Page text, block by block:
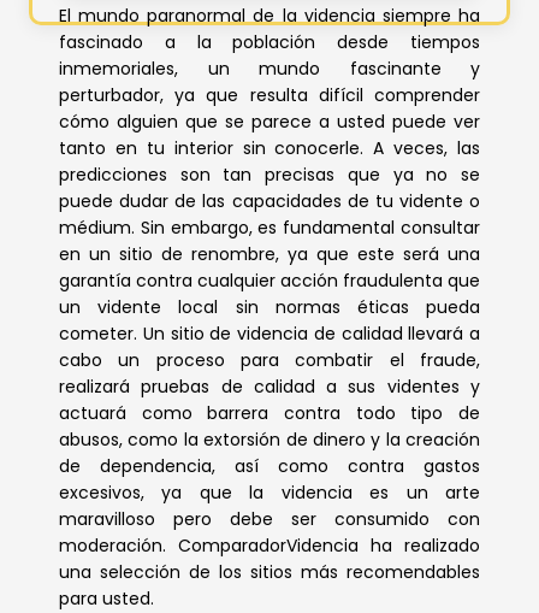
El mundo paranormal de la videncia siempre ha
fascinado a la población desde tiempos
inmemoriales, un mundo fascinante y
perturbador, ya que resulta difícil comprender
cómo alguien que se parece a usted puede ver
tanto en tu interior sin conocerle. A veces, las
predicciones son tan precisas que ya no se
puede dudar de las capacidades de tu vidente o
médium. Sin embargo, es fundamental consultar
en un sitio de renombre, ya que este será una
garantía contra cualquier acción fraudulenta que
un vidente local sin normas éticas pueda
cometer. Un sitio de videncia de calidad llevará a
cabo un proceso para combatir el fraude,
realizará pruebas de calidad a sus videntes y
actuará como barrera contra todo tipo de
abusos, como la extorsión de dinero y la creación
de dependencia, así como contra gastos
excesivos, ya que la videncia es un arte
maravilloso pero debe ser consumido con
moderación. ComparadorVidencia ha realizado
una selección de los sitios más recomendables
para usted.